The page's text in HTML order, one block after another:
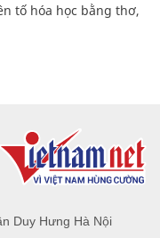
tố hóa học bằng thơ,
Duy Hưng Hà Nội